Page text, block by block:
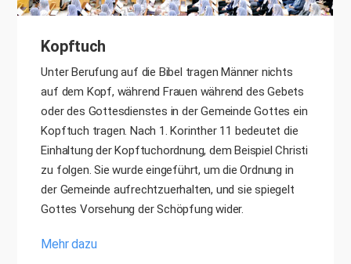
Kopftuch
Unter Berufung auf die Bibel tragen Männer nichts
auf dem Kopf, während Frauen während des Gebets
oder des Gottesdienstes in der Gemeinde Gottes ein
Kopftuch tragen. Nach 1. Korinther 11 bedeutet die
Einhaltung der Kopftuchordnung, dem Beispiel Christi
zu folgen. Sie wurde eingeführt, um die Ordnung in
der Gemeinde aufrechtzuerhalten, und sie spiegelt
Gottes Vorsehung der Schöpfung wider.
Mehr dazu